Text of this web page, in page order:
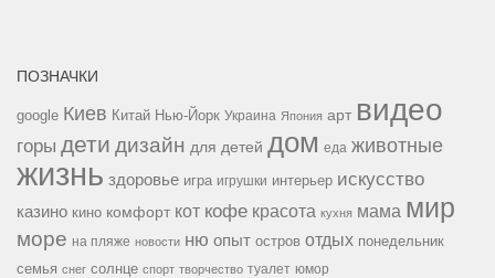
ПОЗНАЧКИ
google Киев Китай Нью-Йорк Украина Япония арт видео
горы дети дизайн для детей дом еда животные
жизнь здоровье игра игрушки интерьер искусство
казино кино комфорт кот кофе красота кухня мама мир
море на пляже новости ню опыт остров отдых понедельник
семья снег солнце спорт творчество туалет юмор